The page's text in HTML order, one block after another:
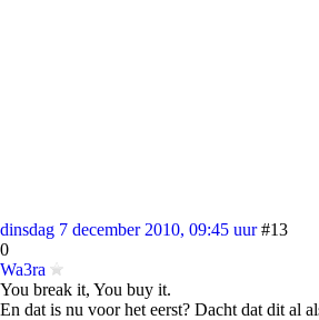
dinsdag 7 december 2010, 09:45 uur #13
0
Wa3ra
You break it, You buy it.
En dat is nu voor het eerst? Dacht dat dit al